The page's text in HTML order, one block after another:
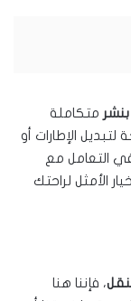
متكاملة
الإطارات أو
في التعامل مع
الأمثل لراحتك
، فإننا هنا